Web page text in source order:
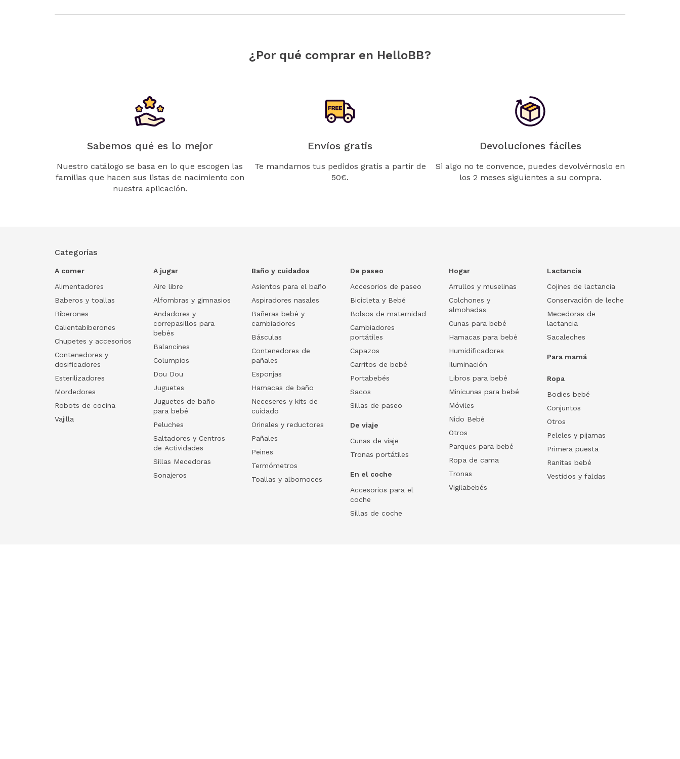
¿Por qué comprar en HelloBB?
Sabemos qué es lo mejor
Nuestro catálogo se basa en lo que escogen las
familias que hacen sus listas de nacimiento con
nuestra aplicación.
Envíos gratis
Te mandamos tus pedidos gratis a partir de
50€.
Devoluciones fáciles
Si algo no te convence, puedes devolvérnoslo en
los 2 meses siguientes a su compra.
Categorías
A comer
Alimentadores
Baberos y toallas
Biberones
Calientabiberones
Chupetes y accesorios
Contenedores y
dosificadores
Esterilizadores
Mordedores
Robots de cocina
Vajilla
A jugar
Aire libre
Alfombras y gimnasios
Andadores y
correpasillos para
bebés
Balancines
Columpios
Dou Dou
Juguetes
Juguetes de baño
para bebé
Peluches
Saltadores y Centros
de Actividades
Sillas Mecedoras
Sonajeros
Baño y cuidados
Asientos para el baño
Aspiradores nasales
Bañeras bebé y
cambiadores
Básculas
Contenedores de
pañales
Esponjas
Hamacas de baño
Neceseres y kits de
cuidado
Orinales y reductores
Pañales
Peines
Termómetros
Toallas y albornoces
De paseo
Accesorios de paseo
Bicicleta y Bebé
Bolsos de maternidad
Cambiadores
portátiles
Capazos
Carritos de bebé
Portabebés
Sacos
Sillas de paseo
De viaje
Cunas de viaje
Tronas portátiles
En el coche
Accesorios para el
coche
Sillas de coche
Hogar
Arrullos y muselinas
Colchones y
almohadas
Cunas para bebé
Hamacas para bebé
Humidificadores
Iluminación
Libros para bebé
Minicunas para bebé
Móviles
Nido Bebé
Otros
Parques para bebé
Ropa de cama
Tronas
Vigilabebés
Lactancia
Cojines de lactancia
Conservación de leche
Mecedoras de
lactancia
Sacaleches
Para mamá
Ropa
Bodies bebé
Conjuntos
Otros
Peleles y pijamas
Primera puesta
Ranitas bebé
Vestidos y faldas